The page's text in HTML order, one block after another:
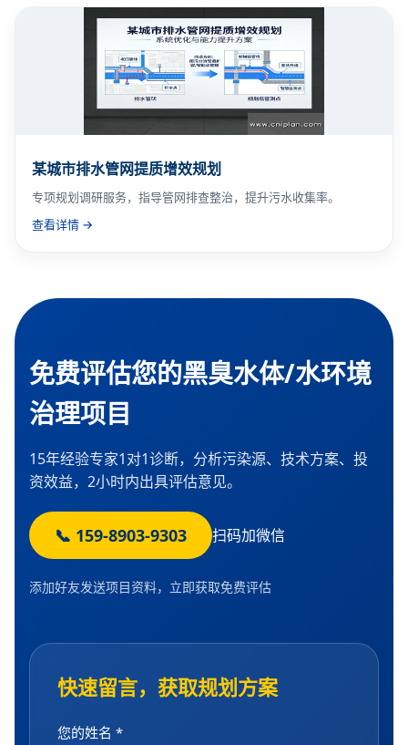
某城市排水管网提质增效规划
专项规划调研服务，指导管网排查整治，提升污水收集率。
查看详情 →
免费评估您的黑臭水体/水环境
治理项目
15年经验专家1对1诊断，分析污染源、技术方案、投
资效益，2小时内出具评估意见。
📞 159-8903-9303 扫码加微信
添加好友发送项目资料，立即获取免费评估
快速留言，获取规划方案
您的姓名 *